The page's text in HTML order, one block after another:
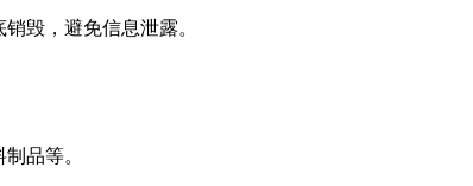
毁，避免信息泄露。
品等。